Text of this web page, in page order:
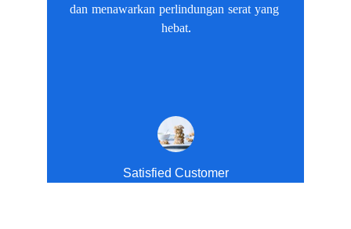
dan menawarkan perlindungan serat yang
hebat.
Satisfied Customer